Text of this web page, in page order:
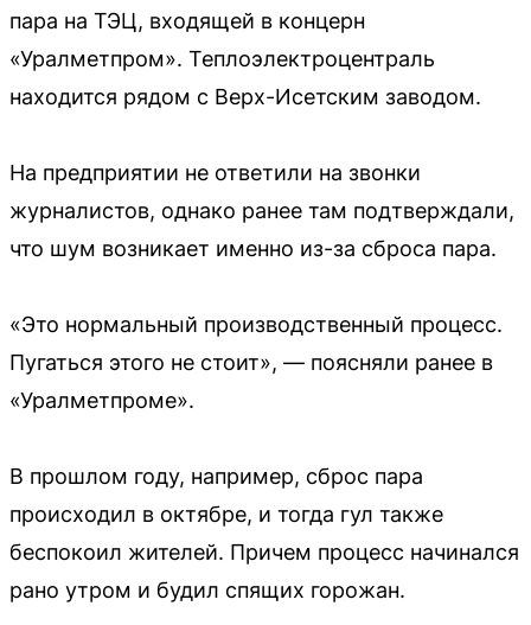
пара на ТЭЦ, входящей в концерн
«Уралметпром». Теплоэлектроцентраль
находится рядом с Верх-Исетским заводом.
На предприятии не ответили на звонки
журналистов, однако ранее там подтверждали,
что шум возникает именно из-за сброса пара.
«Это нормальный производственный процесс.
Пугаться этого не стоит», — поясняли ранее в
«Уралметпроме».
В прошлом году, например, сброс пара
происходил в октябре, и тогда гул также
беспокоил жителей. Причем процесс начинался
рано утром и будил спящих горожан.